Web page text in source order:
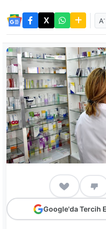
A-
Google'da Tercih